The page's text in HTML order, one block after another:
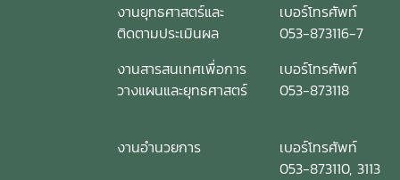
งานยุทธศาสตร์และ
ติดตามประเมินผล
เบอร์โทรศัพท์
053-873116-7
งานสารสนเทศเพื่อการ
วางแผนและยุทธศาสตร์
เบอร์โทรศัพท์
053-873118
งานอำนวยการ
เบอร์โทรศัพท์
053-873110, 3113